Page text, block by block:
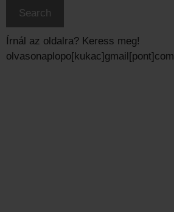
Írnál az oldalra? Keress meg!
olvasonaplopo[kukac]gmail[pont]com